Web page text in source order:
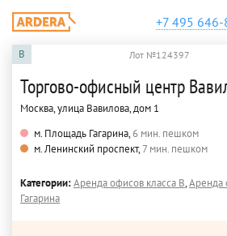
+7 495 646-
B Лот №124397
Торгово-офисный центр
Москва, улица Вавилова, дом 1
м. Площадь Гагарина,6 мин. пешком
м. Ленинский проспект,7 мин. пешком
Категории:Аренда офисов класса B,Аренда
Гагарина